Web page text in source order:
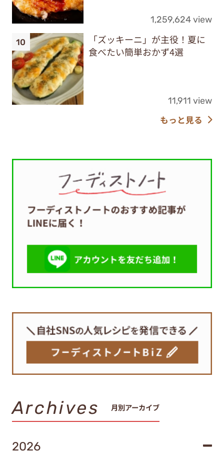
1,259,624 view
「ズッキーニ」が主役！夏に
食べたい簡単おかず4選
11,911 view
もっと見る
Archives 月別アーカイブ
2026